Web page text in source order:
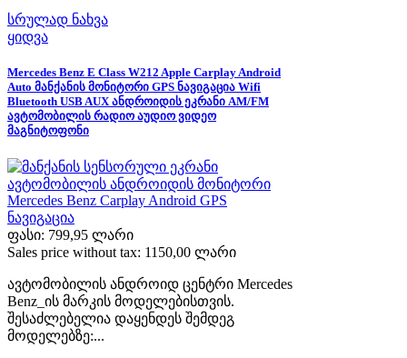
სრულად ნახვა
ყიდვა
Mercedes Benz E Class W212 Apple Carplay Android
Auto მანქანის მონიტორი GPS ნავიგაცია Wifi
Bluetooth USB AUX ანდროიდის ეკრანი AM/FM
ავტომობილის რადიო აუდიო ვიდეო
მაგნიტოფონი
ფასი: 799,95 ლარი
Sales price without tax: 1150,00 ლარი
ავტომობილის ანდროიდ ცენტრი Mercedes
Benz_ის მარკის მოდელებისთვის.
შესაძლებელია დაყენდეს შემდეგ
მოდელებზე:...